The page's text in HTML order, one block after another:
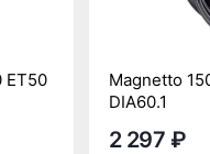
ET50
Magnetto
DIA60.1
2 297 ₽